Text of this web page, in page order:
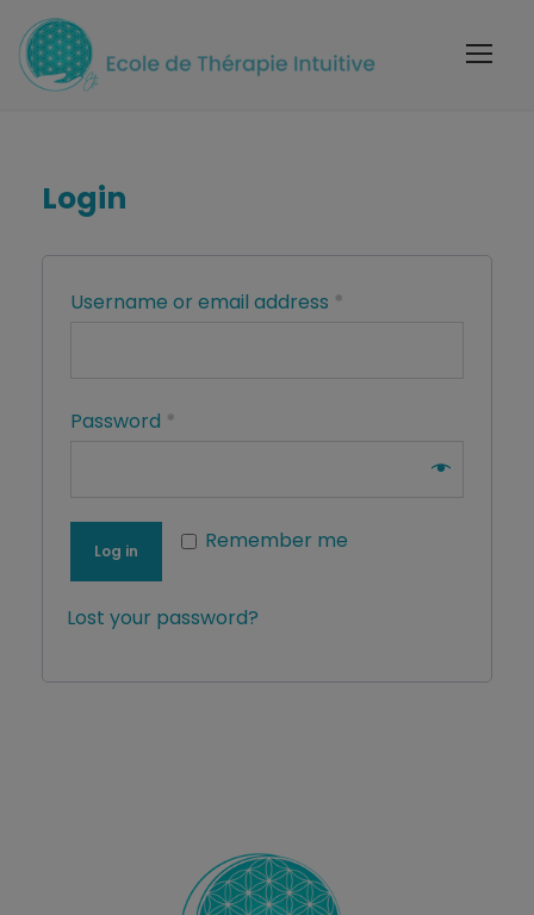
Login
Username or email address *
Password *
Remember me
Log in
Lost your password?